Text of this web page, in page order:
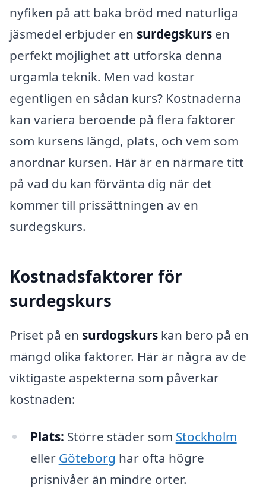
nyfiken på att baka bröd med naturliga
jäsmedel erbjuder en surdegskurs en
perfekt möjlighet att utforska denna
urgamla teknik. Men vad kostar
egentligen en sådan kurs? Kostnaderna
kan variera beroende på flera faktorer
som kursens längd, plats, och vem som
anordnar kursen. Här är en närmare titt
på vad du kan förvänta dig när det
kommer till prissättningen av en
surdegskurs.
Kostnadsfaktorer för
surdegskurs
Priset på en surdogskurs kan bero på en
mängd olika faktorer. Här är några av de
viktigaste aspekterna som påverkar
kostnaden:
Plats: Större städer som Stockholm
eller Göteborg har ofta högre
prisnivåer än mindre orter.